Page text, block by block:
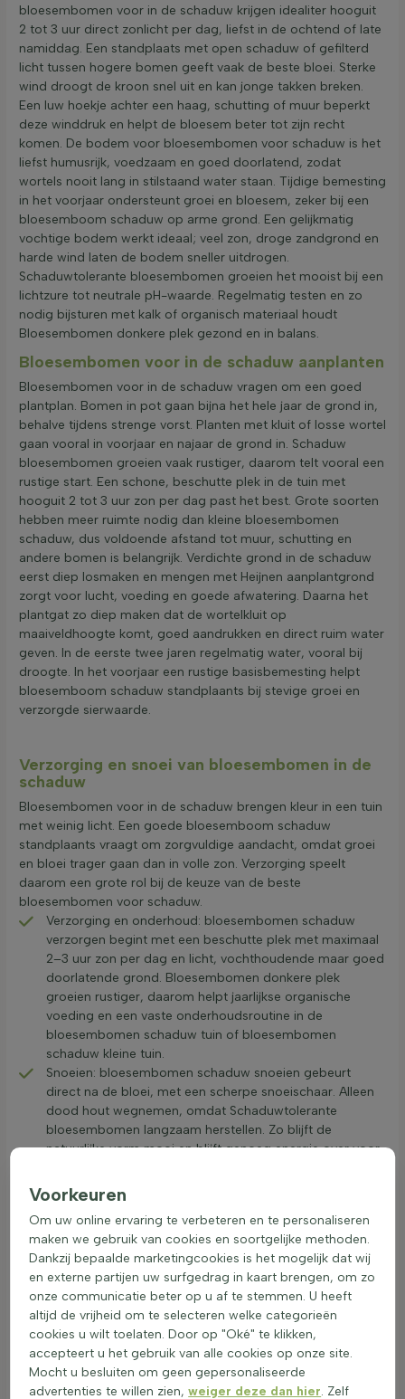
bloesembomen voor in de schaduw krijgen idealiter hooguit
2 tot 3 uur direct zonlicht per dag, liefst in de ochtend of late
namiddag. Een standplaats met open schaduw of gefilterd
licht tussen hogere bomen geeft vaak de beste bloei. Sterke
wind droogt de kroon snel uit en kan jonge takken breken.
Een luw hoekje achter een haag, schutting of muur beperkt
deze winddruk en helpt de bloesem beter tot zijn recht
komen. De bodem voor bloesembomen voor schaduw is het
liefst humusrijk, voedzaam en goed doorlatend, zodat
wortels nooit lang in stilstaand water staan. Tijdige bemesting
in het voorjaar ondersteunt groei en bloesem, zeker bij een
bloesemboom schaduw op arme grond. Een gelijkmatig
vochtige bodem werkt ideaal; veel zon, droge zandgrond en
harde wind laten de bodem sneller uitdrogen.
Schaduwtolerante bloesembomen groeien het mooist bij een
lichtzure tot neutrale pH-waarde. Regelmatig testen en zo
nodig bijsturen met kalk of organisch materiaal houdt
Bloesembomen donkere plek gezond en in balans.
Bloesembomen voor in de schaduw aanplanten
Bloesembomen voor in de schaduw vragen om een goed
plantplan. Bomen in pot gaan bijna het hele jaar de grond in,
behalve tijdens strenge vorst. Planten met kluit of losse wortel
gaan vooral in voorjaar en najaar de grond in. Schaduw
bloesembomen groeien vaak rustiger, daarom telt vooral een
rustige start. Een schone, beschutte plek in de tuin met
hooguit 2 tot 3 uur zon per dag past het best. Grote soorten
hebben meer ruimte nodig dan kleine bloesembomen
schaduw, dus voldoende afstand tot muur, schutting en
andere bomen is belangrijk. Verdichte grond in de schaduw
eerst diep losmaken en mengen met Heijnen aanplantgrond
zorgt voor lucht, voeding en goede afwatering. Daarna het
plantgat zo diep maken dat de wortelkluit op
maaiveldhoogte komt, goed aandrukken en direct ruim water
geven. In de eerste twee jaren regelmatig water, vooral bij
droogte. In het voorjaar een rustige basisbemesting helpt
bloesemboom schaduw standplaants bij stevige groei en
verzorgde sierwaarde.
Verzorging en snoei van bloesembomen in de
schaduw
Bloesembomen voor in de schaduw brengen kleur in een tuin
met weinig licht. Een goede bloesemboom schaduw
standplaants vraagt om zorgvuldige aandacht, omdat groei
en bloei trager gaan dan in volle zon. Verzorging speelt
daarom een grote rol bij de keuze van de beste
bloesembomen voor schaduw.
Verzorging en onderhoud: bloesembomen schaduw
verzorgen begint met een beschutte plek met maximaal
2–3 uur zon per dag en licht, vochthoudende maar goed
doorlatende grond. Bloesembomen donkere plek
groeien rustiger, daarom helpt jaarlijkse organische
voeding en een vaste onderhoudsroutine in de
bloesembomen schaduw tuin of bloesembomen
schaduw kleine tuin.
Snoeien: bloesembomen schaduw snoeien gebeurt
direct na de bloei, met een scherpe snoeischaar. Alleen
dood hout wegnemen, omdat Schaduwtolerante
bloesembomen langzaam herstellen. Zo blijft de
natuurlijke vorm mooi en blijft genoeg energie over voor
Bemesting: in het vroege voorjaar beperkt bemesten met
organische mest. Overbemesting geeft veel blad en
minder bloemen, vooral bij bloesembomen zonder volle
zon en bloesembomen schaduw noordzijde.
Water geven: bloesembomen in de schaduw vragen
minder vaak water, omdat verdamping laag is. De grond
licht vochtig houden en niet langdurig nat. Een handvol
aarde tussen de vingers voelt dan kruimelig en niet
kletsnat.
Winterbescherming: jonge bloesembomen voor in de
schaduw beschermen met een laag compost of blad
rond de wortels. In winderige tuinen helpt een scherm
Voorkeuren
Om uw online ervaring te verbeteren en te personaliseren
maken we gebruik van cookies en soortgelijke methoden.
Dankzij bepaalde marketingcookies is het mogelijk dat wij
en externe partijen uw surfgedrag in kaart brengen, om zo
onze communicatie beter op u af te stemmen. U heeft
altijd de vrijheid om te selecteren welke categorieën
cookies u wilt toelaten. Door op "Oké" te klikken,
accepteert u het gebruik van alle cookies op onze site.
Mocht u besluiten om geen gepersonaliseerde
advertenties te willen zien,weiger deze dan hier. Zelf